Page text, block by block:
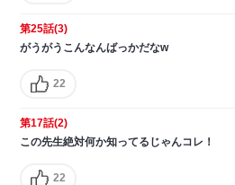
第25話(3)
がうがうこんなんばっかだなw
22
第17話(2)
この先生絶対何か知ってるじゃんコレ！
22